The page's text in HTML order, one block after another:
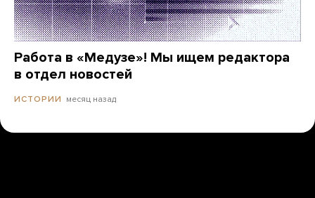
Работа в «Медузе»! Мы ищем редактора
в отдел новостей
ИСТОРИИ месяц назад